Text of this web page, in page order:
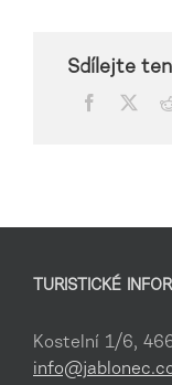
Sdílejte
Facebook
TURISTICKÉ
Kostelní 1/6,